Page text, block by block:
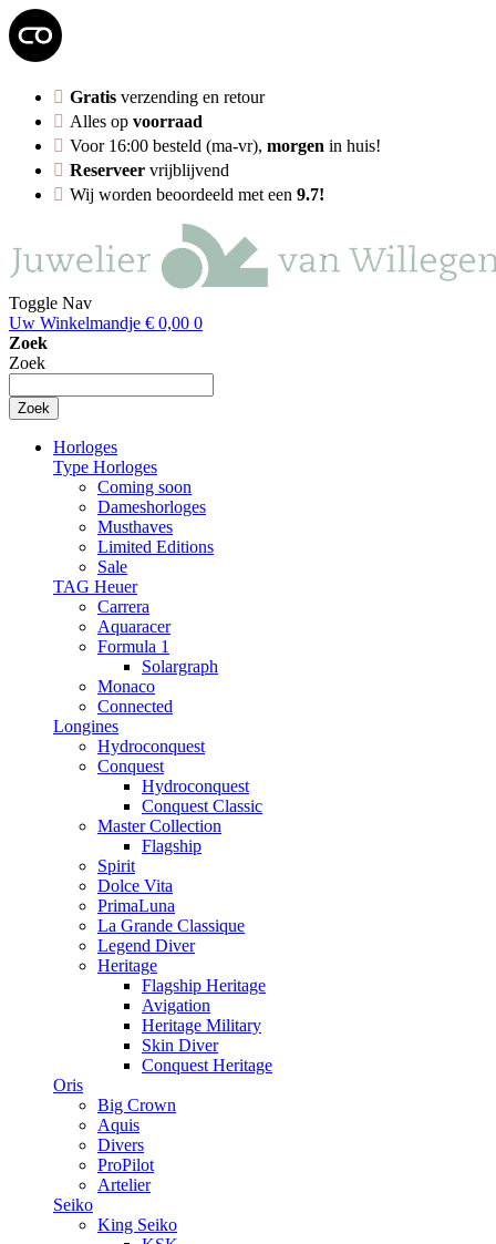
Gratis verzending en retour
Alles op voorraad
Voor 16:00 besteld (ma-vr), morgen in huis!
Reserveer vrijblijvend
Wij worden beoordeeld met een 9.7!
Toggle Nav
Uw Winkelmandje € 0,00 0
Zoek
Zoek
Zoek
Horloges
Type Horloges
Coming soon
Dameshorloges
Musthaves
Limited Editions
Sale
TAG Heuer
Carrera
Aquaracer
Formula 1
Solargraph
Monaco
Connected
Longines
Hydroconquest
Conquest
Hydroconquest
Conquest Classic
Master Collection
Flagship
Spirit
Dolce Vita
PrimaLuna
La Grande Classique
Legend Diver
Heritage
Flagship Heritage
Avigation
Heritage Military
Skin Diver
Conquest Heritage
Oris
Big Crown
Aquis
Divers
ProPilot
Artelier
Seiko
King Seiko